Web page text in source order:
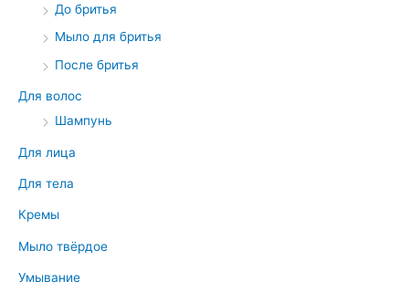
До бритья
Мыло для бритья
После бритья
Для волос
Шампунь
Для лица
Для тела
Кремы
Мыло твёрдое
Умывание